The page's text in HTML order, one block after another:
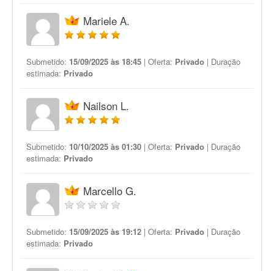
Mariele A.
Submetido: 15/09/2025 às 18:45 | Oferta: Privado | Duração
estimada: Privado
Nailson L.
Submetido: 10/10/2025 às 01:30 | Oferta: Privado | Duração
estimada: Privado
Marcello G.
Submetido: 15/09/2025 às 19:12 | Oferta: Privado | Duração
estimada: Privado